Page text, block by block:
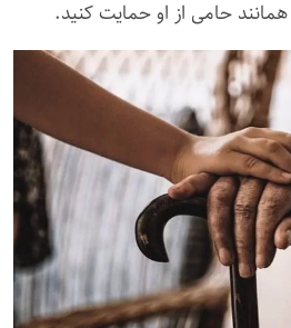
حامی از او حمایت کنید.